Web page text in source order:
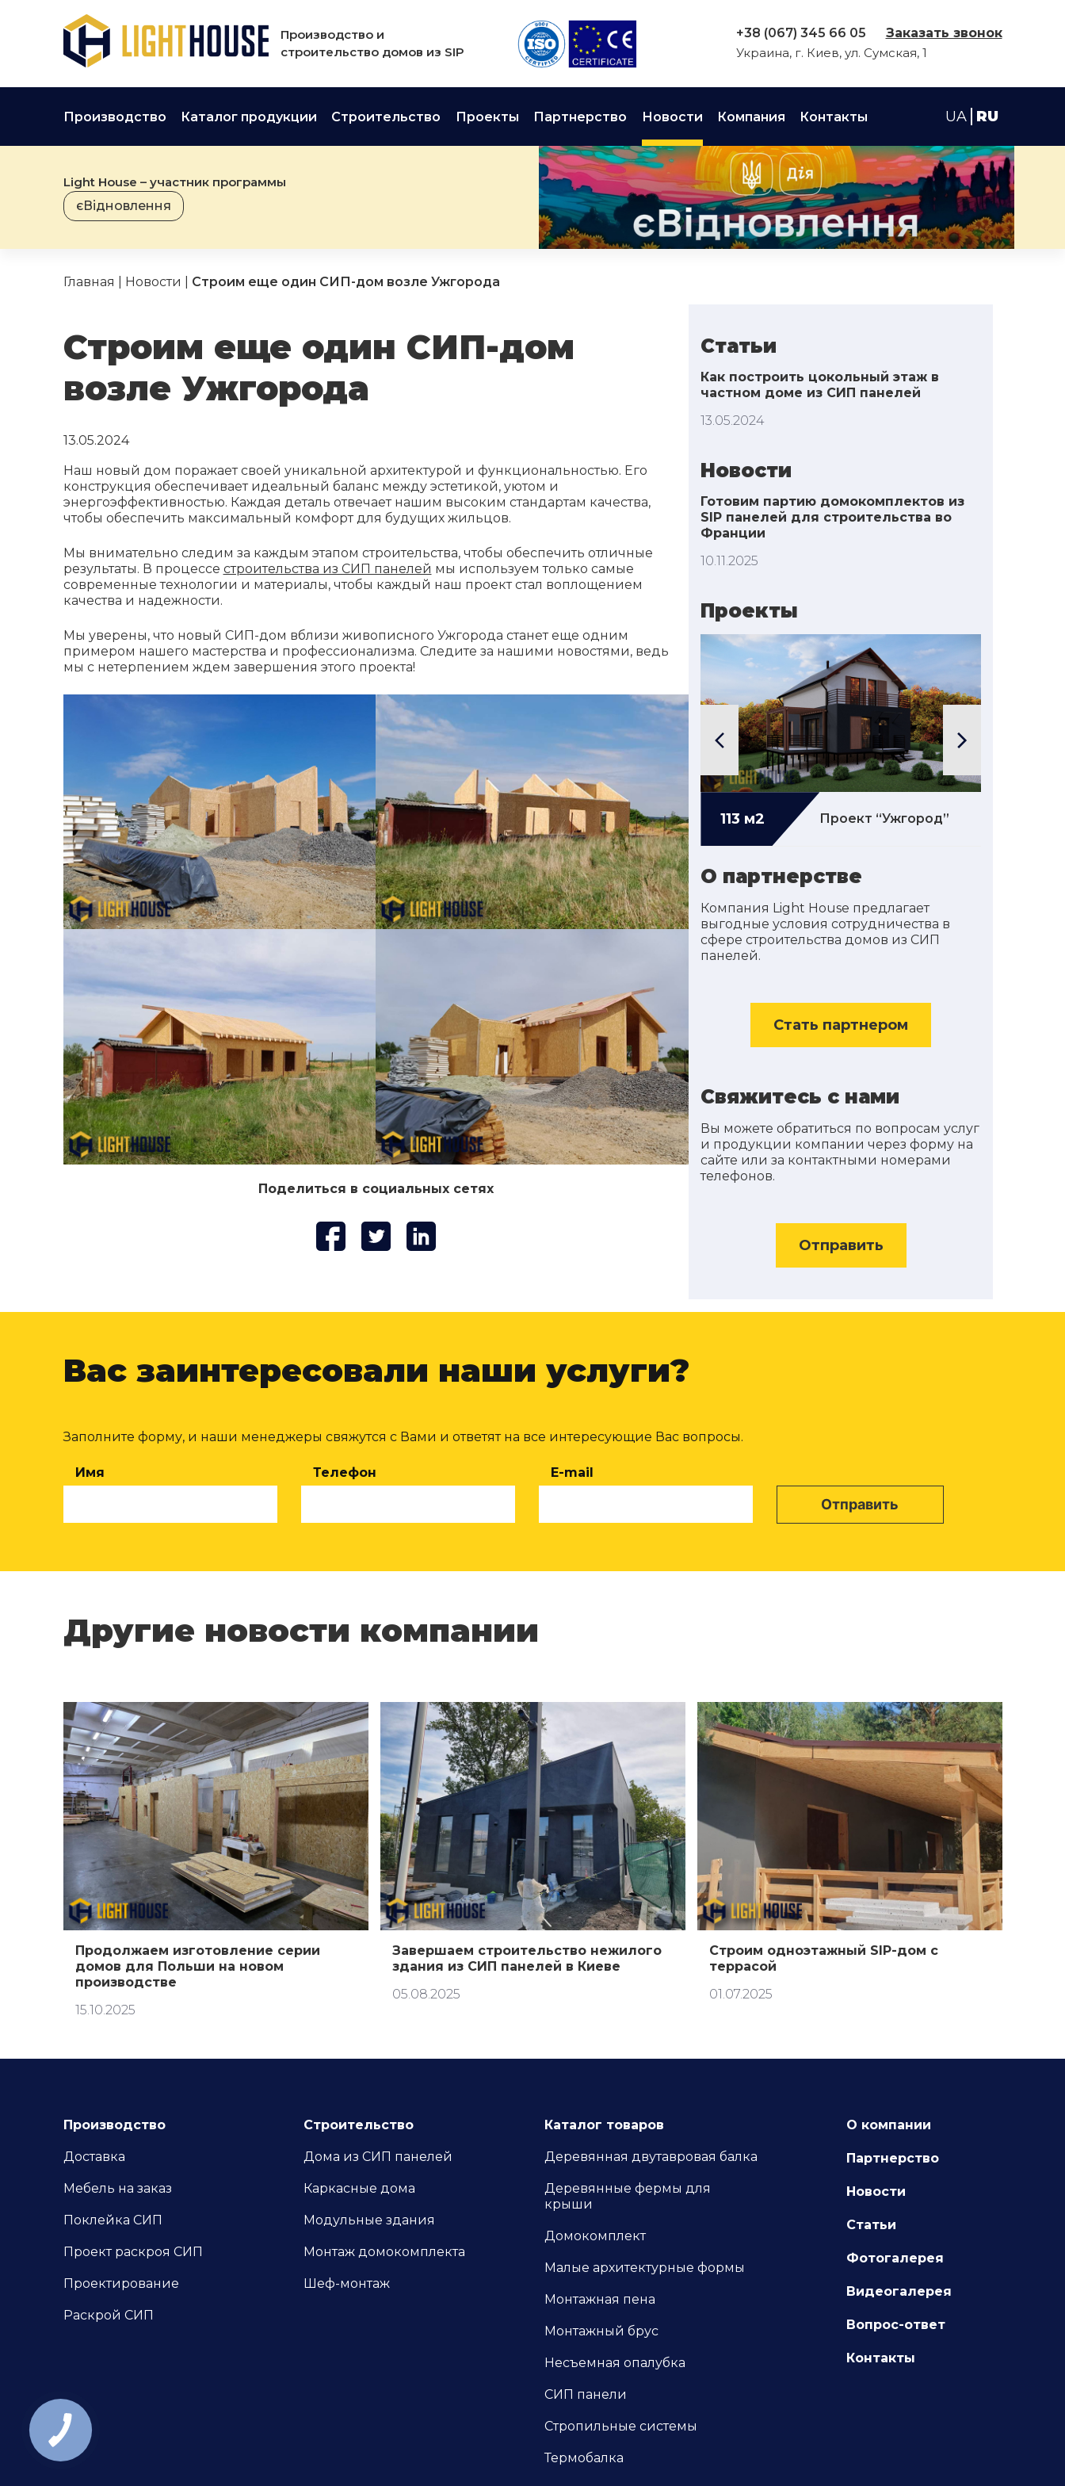
Производство и
строительство домов из SIP
+38 (067) 345 66 05
Заказать звонок
Украина, г. Киев, ул. Сумская, 1
Производство Каталог продукции Строительство Проекты Партнерство Новости Компания Контакты UA RU
Light House – участник программы
єВідновлення
Главная Новости Строим еще один СИП-дом возле Ужгорода
Строим еще один СИП-дом
возле Ужгорода
13.05.2024
Наш новый дом поражает своей уникальной архитектурой и функциональностью. Его
конструкция обеспечивает идеальный баланс между эстетикой, уютом и
энергоэффективностью. Каждая деталь отвечает нашим высоким стандартам качества,
чтобы обеспечить максимальный комфорт для будущих жильцов.
Мы внимательно следим за каждым этапом строительства, чтобы обеспечить отличные
результаты. В процессе строительства из СИП панелей мы используем только самые
современные технологии и материалы, чтобы каждый наш проект стал воплощением
качества и надежности.
Мы уверены, что новый СИП-дом вблизи живописного Ужгорода станет еще одним
примером нашего мастерства и профессионализма. Следите за нашими новостями, ведь
мы с нетерпением ждем завершения этого проекта!
Поделиться в социальных сетях
Статьи
Как построить цокольный этаж в
частном доме из СИП панелей
13.05.2024
Новости
Готовим партию домокомплектов из
SIP панелей для строительства во
Франции
10.11.2025
Проекты
Подробнее... 22 м2 Проект “ECO MODULE”
Подробнее... 113 м2 Проект “Ужгород”
Подробнее...
О партнерстве
Компания Light House предлагает
выгодные условия сотрудничества в
сфере строительства домов из СИП
панелей.
Стать партнером
Свяжитесь с нами
Вы можете обратиться по вопросам услуг
и продукции компании через форму на
сайте или за контактными номерами
телефонов.
Отправить
Вас заинтересовали наши услуги?
Заполните форму, и наши менеджеры свяжутся с Вами и ответят на все интересующие Вас вопросы.
Имя Телефон E-mail
Другие новости компании
Продолжаем изготовление серии
домов для Польши на новом
производстве
15.10.2025
Завершаем строительство нежилого
здания из СИП панелей в Киеве
05.08.2025
Строим одноэтажный SIP-дом с
террасой
01.07.2025
Производство
Доставка
Мебель на заказ
Поклейка СИП
Проект раскроя СИП
Проектирование
Раскрой СИП
Строительство
Дома из СИП панелей
Каркасные дома
Модульные здания
Монтаж домокомплекта
Шеф-монтаж
Каталог товаров
Деревянная двутавровая балка
Деревянные фермы для
крыши
Домокомплект
Малые архитектурные формы
Монтажная пена
Монтажный брус
Несъемная опалубка
СИП панели
Стропильные системы
Термобалка
О компании
Партнерство
Новости
Статьи
Фотогалерея
Видеогалерея
Вопрос-ответ
Контакты